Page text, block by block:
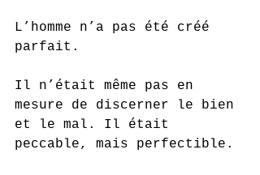
L’homme n’a pas été créé
parfait.
Il n’était même pas en
mesure de discerner le bien
et le mal. Il était
peccable, mais perfectible.